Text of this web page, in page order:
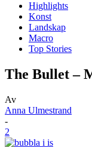
Highlights
Konst
Landskap
Macro
Top Stories
The Bullet –
Av
Anna Ulmestrand
-
2